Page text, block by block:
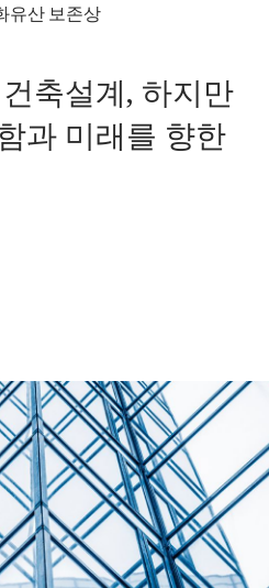
유산 보존상
축설계, 하지만
과 미래를 향한